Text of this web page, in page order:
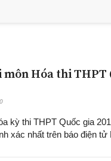
Hóa thi
kỳ thi THPT Quốc gia
xác nhất trên báo điện